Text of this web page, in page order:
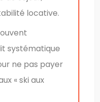
locative.
systématique
ne pas payer
« ski aux